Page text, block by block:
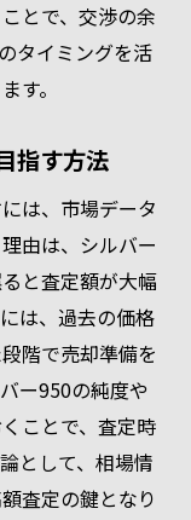
とで、交渉の余
タイミングを活
す。
指す方法
は、市場データ
由は、シルバー
と査定額が大幅
は、過去の価格
階で売却準備を
ー950の純度や
ことで、査定時
として、相場情
査定の鍵となり